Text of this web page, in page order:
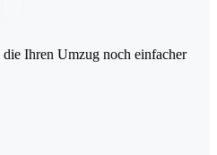
Ihren Umzug noch einfacher